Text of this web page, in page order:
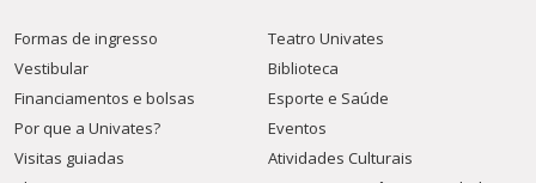
Formas de ingresso
Vestibular
Financiamentos e bolsas
Por que a Univates?
Visitas guiadas
Teatro Univates
Biblioteca
Esporte e Saúde
Eventos
Atividades Culturais